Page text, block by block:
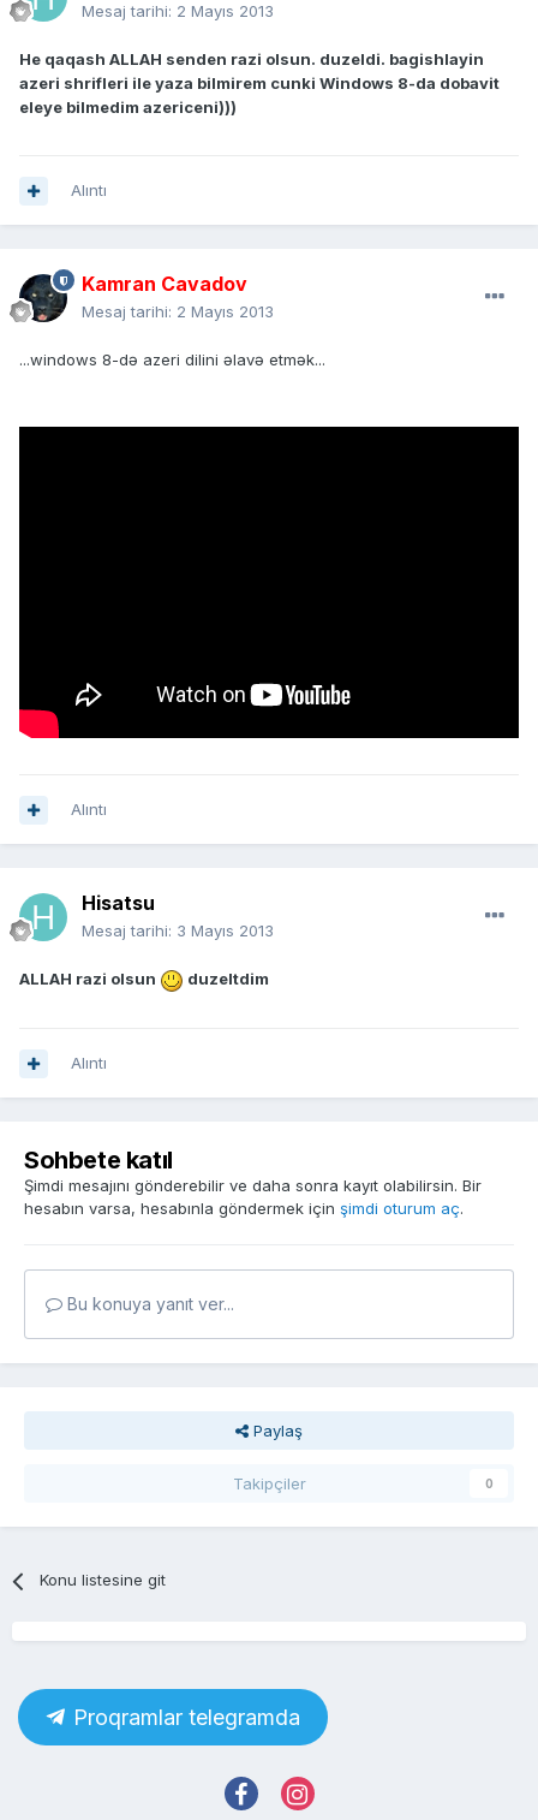
Mesaj tarihi: 2 Mayıs 2013
He qaqash ALLAH senden razi olsun. duzeldi. bagishlayin
azeri shrifleri ile yaza bilmirem cunki Windows 8-da dobavit
eleye bilmedim azericeni)))
Alıntı
Kamran Cavadov
Mesaj tarihi: 2 Mayıs 2013
...windows 8-də azeri dilini əlavə etmək...
Alıntı
Hisatsu
Mesaj tarihi: 3 Mayıs 2013
ALLAH razi olsun duzeltdim
Alıntı
Sohbete katıl
Şimdi mesajını gönderebilir ve daha sonra kayıt olabilirsin. Bir
hesabın varsa, hesabınla göndermek için şimdi oturum aç.
Bu konuya yanıt ver...
Paylaş
Takipçiler 0
Konu listesine git
Proqramlar telegramda